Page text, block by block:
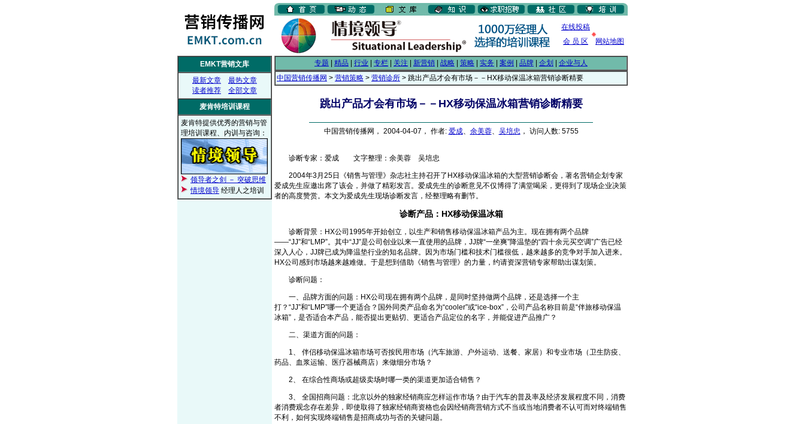
在线投稿
会 员 区
网站地图
EMKT营销文库
最新文章
最热文章
读者推荐
全部文章
麦肯特培训课程
麦肯特提供优秀的营销与管
理培训课程、内训与咨询：
领导者之剑 － 突破思维
情境领导 经理人之培训
专题 精品 行业 专栏 关注 新营销 战略 策略 实务 案例 品牌 企划
企业与人
中国营销传播网 > 营销策略 > 营销诊所 > 跳出产品才会有市场－－HX移动保温冰箱营销诊断精要
跳出产品才会有市场－－HX移动保温冰箱营销诊断精要
中国营销传播网， 2004-04-07， 作者: 爱成、 余美蓉、 吴培忠 ， 访问人数: 5755
诊断专家：爱成 文字整理：余美蓉 吴培忠
2004年3月25日《销售与管理》杂志社主持召开了HX移动保温冰箱的大型营销诊断会，著名营销企划专家
爱成先生应邀出席了该会，并做了精彩发言。爱成先生的诊断意见不仅博得了满堂喝采，更得到了现场企业决策
者的高度赞赏。本文为爱成先生现场诊断发言，经整理略有删节。
诊断产品：HX移动保温冰箱
诊断背景：HX公司1995年开始创立，以生产和销售移动保温冰箱产品为主。现在拥有两个品牌
——“JJ”和“LMP”。其中“JJ”是公司创业以来一直使用的品牌，JJ牌“一坐爽”降温垫的“四十余元买空调”广告已经
深入人心，JJ牌已成为降温垫行业的知名品牌。因为市场门槛和技术门槛很低，越来越多的竞争对手加入进来。
HX公司感到市场越来越难做。于是想到借助《销售与管理》的力量，约请资深营销专家帮助出谋划策。
诊断问题：
一、品牌方面的问题：HX公司现在拥有两个品牌，是同时坚持做两个品牌，还是选择一个主
打？“JJ”和“LMP”哪一个更适合？国外同类产品命名为“cooler”或“ice-box”，公司产品名称目前是“伴旅移动保温
冰箱”，是否适合本产品，能否提出更贴切、更适合产品定位的名字，并能促进产品推广？
二、渠道方面的问题：
1、 伴侣移动保温冰箱市场可否按民用市场（汽车旅游、户外运动、送餐、家居）和专业市场（卫生防疫、
药品、血浆运输、医疗器械商店）来做细分市场？
2、 在综合性商场或超级卖场时哪一类的渠道更加适合销售？
3、 全国招商问题：北京以外的独家经销商应怎样运作市场？由于汽车的普及率及经济发展程度不同，消费
者消费观念存在差异，即使取得了独家经销商资格也会因经销商营销方式不当或当地消费者不认可而对终端销售
不利，如何实现终端销售是招商成功与否的关键问题。